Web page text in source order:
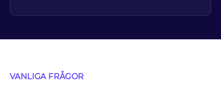
VANLIGA FRÅGOR